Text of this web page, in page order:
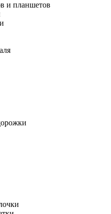
и планшетов